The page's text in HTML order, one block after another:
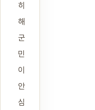
히
해
군
민
이
안
심